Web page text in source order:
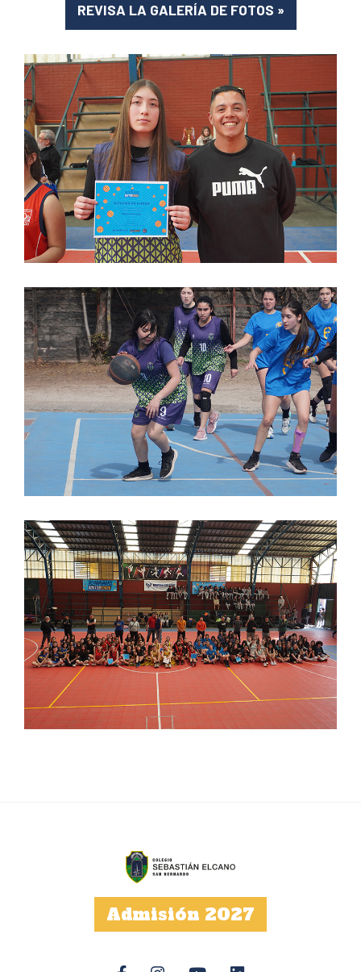
REVISA LA GALERÍA DE FOTOS »
Admisión 2027